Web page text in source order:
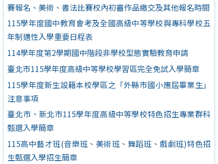
賽報名、美術、書法比賽校內初審作品繳交及其他報名時間
115學年度國中教育會考及全國高級中等學校與專科學校五
年制適性入學重要日程表
114學年度第2學期國中階段非學校型態實驗教育申請
臺北市115學年度高級中等學校學習區完全免試入學簡章
115學年度新生設籍本校學區之「外縣市國小應屆畢業生」
注意事項
臺北市、新北市115學年度高級中等學校特色招生專業群科
甄選入學簡章
115高中藝才班(音樂班、美術班、舞蹈班、戲劇班)特色招
生甄選入學招生簡章